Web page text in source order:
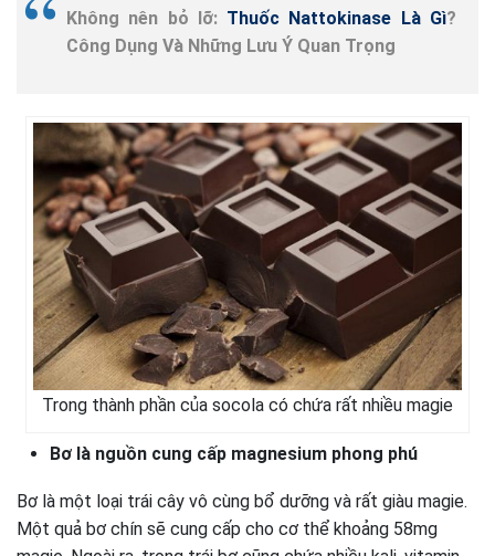
Không nên bỏ lỡ: Thuốc Nattokinase Là Gì?
Công Dụng Và Những Lưu Ý Quan Trọng
Trong thành phần của socola có chứa rất nhiều magie
Bơ là nguồn cung cấp magnesium phong phú
Bơ là một loại trái cây vô cùng bổ dưỡng và rất giàu magie.
Một quả bơ chín sẽ cung cấp cho cơ thể khoảng 58mg